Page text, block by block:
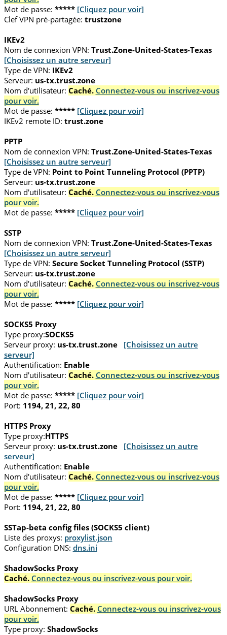
Mot de passe: ***** [Cliquez pour voir]
Clef VPN pré-partagée: trustzone
IKEv2
Nom de connexion VPN: Trust.Zone-United-States-Texas
[Choisissez un autre serveur]
Type de VPN: IKEv2
Serveur: us-tx.trust.zone
Nom d'utilisateur: Caché. Connectez-vous ou inscrivez-vous
pour voir.
Mot de passe: ***** [Cliquez pour voir]
IKEv2 remote ID: trust.zone
PPTP
Nom de connexion VPN: Trust.Zone-United-States-Texas
[Choisissez un autre serveur]
Type de VPN: Point to Point Tunneling Protocol (PPTP)
Serveur: us-tx.trust.zone
Nom d'utilisateur: Caché. Connectez-vous ou inscrivez-vous
pour voir.
Mot de passe: ***** [Cliquez pour voir]
SSTP
Nom de connexion VPN: Trust.Zone-United-States-Texas
[Choisissez un autre serveur]
Type de VPN: Secure Socket Tunneling Protocol (SSTP)
Serveur: us-tx.trust.zone
Nom d'utilisateur: Caché. Connectez-vous ou inscrivez-vous
pour voir.
Mot de passe: ***** [Cliquez pour voir]
SOCKS5 Proxy
Type proxy:SOCKS5
Serveur proxy: us-tx.trust.zone
[Choisissez un autre
serveur]
Authentification: Enable
Nom d'utilisateur: Caché. Connectez-vous ou inscrivez-vous
pour voir.
Mot de passe: ***** [Cliquez pour voir]
Port: 1194, 21, 22, 80
HTTPS Proxy
Type proxy:HTTPS
Serveur proxy: us-tx.trust.zone
[Choisissez un autre
serveur]
Authentification: Enable
Nom d'utilisateur: Caché. Connectez-vous ou inscrivez-vous
pour voir.
Mot de passe: ***** [Cliquez pour voir]
Port: 1194, 21, 22, 80
SSTap-beta config files (SOCKS5 client)
Liste des proxys: proxylist.json
Configuration DNS: dns.ini
ShadowSocks Proxy
Caché. Connectez-vous ou inscrivez-vous pour voir.
ShadowSocks Proxy
URL Abonnement: Caché. Connectez-vous ou inscrivez-vous
pour voir.
Type proxy: ShadowSocks